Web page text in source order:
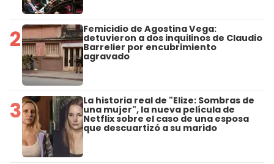
2 Femicidio de Agostina Vega:
detuvieron a dos inquilinos de Claudio
Barrelier por encubrimiento
agravado
3 La historia real de "Elize: Sombras de
una mujer", la nueva película de
Netflix sobre el caso de una esposa
que descuartizó a su marido